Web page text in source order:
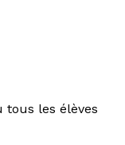
les élèves